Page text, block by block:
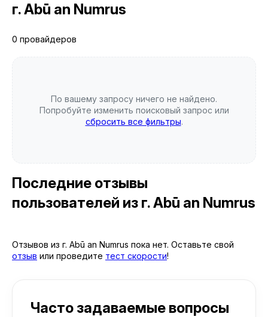
г. Abū an Numrus
0 провайдеров
По вашему запросу ничего не найдено.
Попробуйте изменить поисковый запрос или
сбросить все фильтры.
Последние отзывы
пользователей из г. Abū an Numrus
Отзывов из г. Abū an Numrus пока нет. Оставьте свой
отзыв или проведите тест скорости!
Часто задаваемые вопросы